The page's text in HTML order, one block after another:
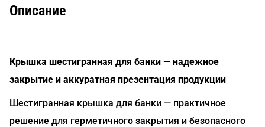
Описание
Крышка шестигранная для банки — надежное
закрытие и аккуратная презентация продукции
Шестигранная крышка для банки — практичное
решение для герметичного закрытия и безопасного